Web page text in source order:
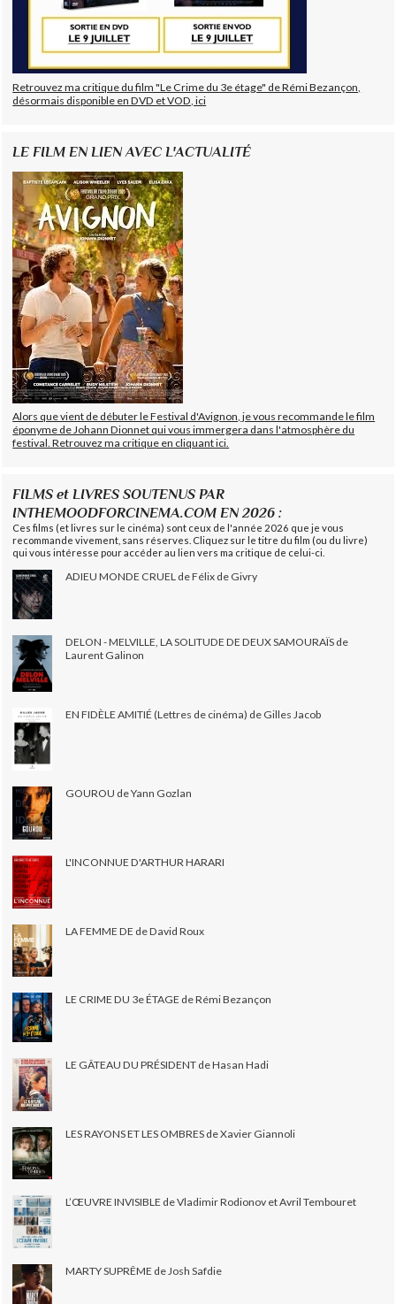
Retrouvez ma critique du film "Le Crime du 3e étage" de Rémi Bezançon,
désormais disponible en DVD et VOD, ici
LE FILM EN LIEN AVEC L'ACTUALITÉ
Alors que vient de débuter le Festival d'Avignon, je vous recommande le film
éponyme de Johann Dionnet qui vous immergera dans l'atmosphère du
festival. Retrouvez ma critique en cliquant ici.
FILMS et LIVRES SOUTENUS PAR
INTHEMOODFORCINEMA.COM EN 2026 :
Ces films (et livres sur le cinéma) sont ceux de l'année 2026 que je vous
recommande vivement, sans réserves. Cliquez sur le titre du film (ou du livre)
qui vous intéresse pour accéder au lien vers ma critique de celui-ci.
ADIEU MONDE CRUEL de Félix de Givry
DELON - MELVILLE, LA SOLITUDE DE DEUX SAMOURAÏS de
Laurent Galinon
EN FIDÈLE AMITIÉ (Lettres de cinéma) de Gilles Jacob
GOUROU de Yann Gozlan
L'INCONNUE D'ARTHUR HARARI
LA FEMME DE de David Roux
LE CRIME DU 3e ÉTAGE de Rémi Bezançon
LE GÂTEAU DU PRÉSIDENT de Hasan Hadi
LES RAYONS ET LES OMBRES de Xavier Giannoli
L’ŒUVRE INVISIBLE de Vladimir Rodionov et Avril Tembouret
MARTY SUPRÊME de Josh Safdie